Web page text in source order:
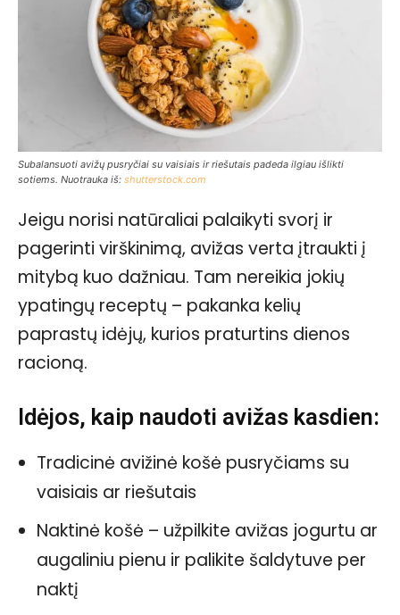
Subalansuoti avižų pusryčiai su vaisiais ir riešutais padeda ilgiau išlikti
sotiems. Nuotrauka iš: shutterstock.com
Jeigu norisi natūraliai palaikyti svorį ir
pagerinti virškinimą, avižas verta įtraukti į
mitybą kuo dažniau. Tam nereikia jokių
ypatingų receptų – pakanka kelių
paprastų idėjų, kurios praturtins dienos
racioną.
Idėjos, kaip naudoti avižas kasdien:
Tradicinė avižinė košė pusryčiams su
vaisiais ar riešutais
Naktinė košė – užpilkite avižas jogurtu ar
augaliniu pienu ir palikite šaldytuve per
naktį